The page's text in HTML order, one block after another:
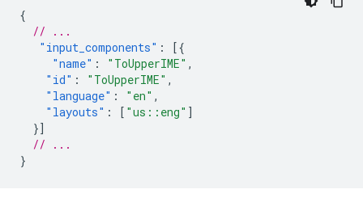
{
// ...
"input_components" :
[{
"name" : "ToUpperIME" ,
"id" : "ToUpperIME" ,
"language" : "en" ,
"layouts" : [ "us::eng" ]
}]
// ...
}